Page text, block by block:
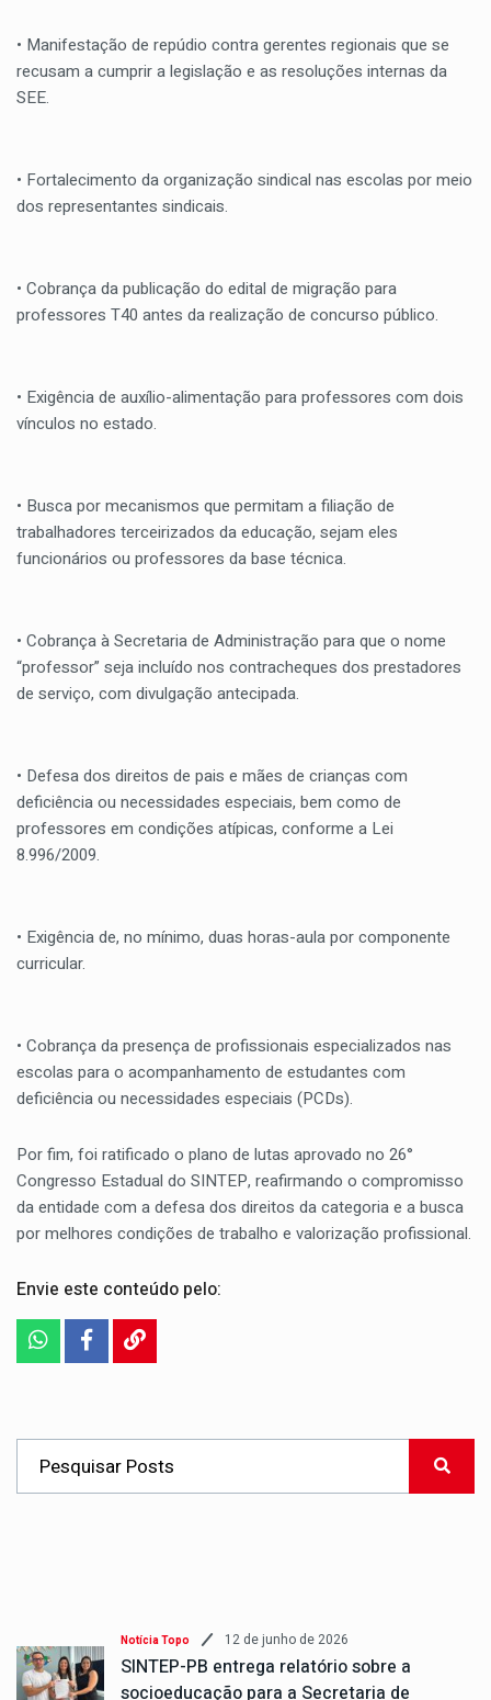
• Manifestação de repúdio contra gerentes regionais que se
recusam a cumprir a legislação e as resoluções internas da
SEE.
• Fortalecimento da organização sindical nas escolas por meio
dos representantes sindicais.
• Cobrança da publicação do edital de migração para
professores T40 antes da realização de concurso público.
• Exigência de auxílio-alimentação para professores com dois
vínculos no estado.
• Busca por mecanismos que permitam a filiação de
trabalhadores terceirizados da educação, sejam eles
funcionários ou professores da base técnica.
• Cobrança à Secretaria de Administração para que o nome
“professor” seja incluído nos contracheques dos prestadores
de serviço, com divulgação antecipada.
• Defesa dos direitos de pais e mães de crianças com
deficiência ou necessidades especiais, bem como de
professores em condições atípicas, conforme a Lei
8.996/2009.
• Exigência de, no mínimo, duas horas-aula por componente
curricular.
• Cobrança da presença de profissionais especializados nas
escolas para o acompanhamento de estudantes com
deficiência ou necessidades especiais (PCDs).
Por fim, foi ratificado o plano de lutas aprovado no 26°
Congresso Estadual do SINTEP, reafirmando o compromisso
da entidade com a defesa dos direitos da categoria e a busca
por melhores condições de trabalho e valorização profissional.
Envie este conteúdo pelo:
Notícia Topo 12 de junho de 2026
SINTEP-PB entrega relatório sobre a
socioeducação para a Secretaria de